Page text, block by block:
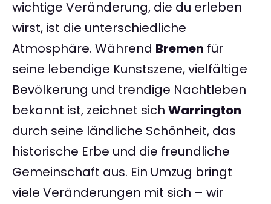
wichtige Veränderung, die du erleben
wirst, ist die unterschiedliche
Atmosphäre. Während Bremen für
seine lebendige Kunstszene, vielfältige
Bevölkerung und trendige Nachtleben
bekannt ist, zeichnet sich Warrington
durch seine ländliche Schönheit, das
historische Erbe und die freundliche
Gemeinschaft aus. Ein Umzug bringt
viele Veränderungen mit sich – wir